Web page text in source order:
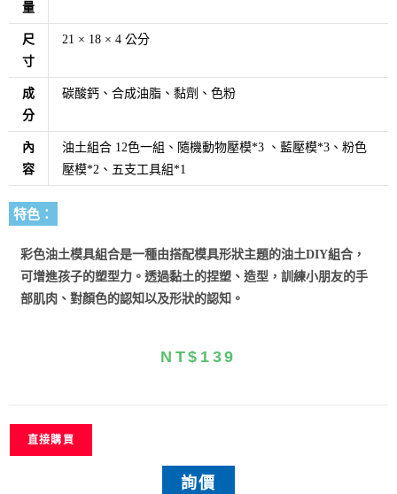
量
尺
寸
21 × 18 × 4 公分
成
分
碳酸鈣、合成油脂、黏劑、色粉
內
容
油土組合 12色一組、隨機動物壓模*3 、藍壓模*3、粉色
壓模*2、五支工具組*1
特色：
彩色油土模具組合是一種由搭配模具形狀主題的油土DIY組合，
可增進孩子的塑型力。透過黏土的捏塑、造型，訓練小朋友的手
部肌肉、對顏色的認知以及形狀的認知。
NT$ 139
直接購買
詢價